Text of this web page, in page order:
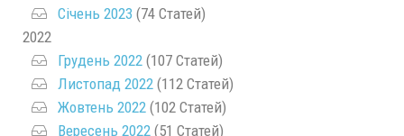
Січень 2023 (74 Статей)
2022
Грудень 2022 (107 Статей)
Листопад 2022 (112 Статей)
Жовтень 2022 (102 Статей)
Вересень 2022 (51 Статей)